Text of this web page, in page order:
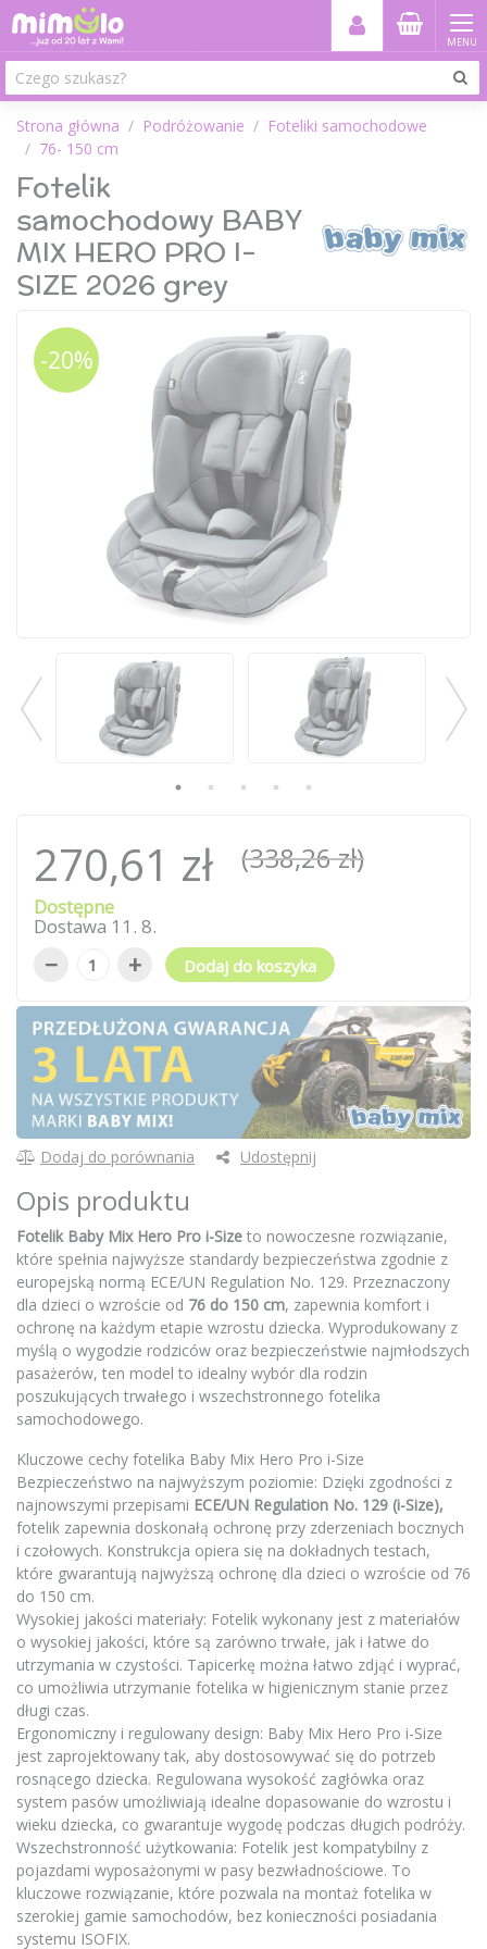
MENU
Strona główna Podróżowanie
Foteliki samochodowe
76- 150 cm
Fotelik
samochodowy BABY
MIX HERO PRO I-
SIZE 2026 grey
-20%
270,61 zł (338,26 zł)
Dostępne
Dostawa 11 . 8.
− + Dodaj do koszyka
Dodaj do porównania Udostępnij
Opis produktu
Fotelik Baby Mix Hero Pro i-Size to nowoczesne rozwiązanie,
które spełnia najwyższe standardy bezpieczeństwa zgodnie z
europejską normą ECE/UN Regulation No. 129. Przeznaczony
dla dzieci o wzroście od 76 do 150 cm, zapewnia komfort i
ochronę na każdym etapie wzrostu dziecka. Wyprodukowany z
myślą o wygodzie rodziców oraz bezpieczeństwie najmłodszych
pasażerów, ten model to idealny wybór dla rodzin
poszukujących trwałego i wszechstronnego fotelika
samochodowego.
Kluczowe cechy fotelika Baby Mix Hero Pro i-Size
Bezpieczeństwo na najwyższym poziomie: Dzięki zgodności z
najnowszymi przepisami ECE/UN Regulation No. 129 (i-Size),
fotelik zapewnia doskonałą ochronę przy zderzeniach bocznych
i czołowych. Konstrukcja opiera się na dokładnych testach,
które gwarantują najwyższą ochronę dla dzieci o wzroście od 76
do 150 cm.
Wysokiej jakości materiały: Fotelik wykonany jest z materiałów
o wysokiej jakości, które są zarówno trwałe, jak i łatwe do
utrzymania w czystości. Tapicerkę można łatwo zdjąć i wyprać,
co umożliwia utrzymanie fotelika w higienicznym stanie przez
długi czas.
Ergonomiczny i regulowany design: Baby Mix Hero Pro i-Size
jest zaprojektowany tak, aby dostosowywać się do potrzeb
rosnącego dziecka. Regulowana wysokość zagłówka oraz
system pasów umożliwiają idealne dopasowanie do wzrostu i
wieku dziecka, co gwarantuje wygodę podczas długich podróży.
Wszechstronność użytkowania: Fotelik jest kompatybilny z
pojazdami wyposażonymi w pasy bezwładnościowe. To
kluczowe rozwiązanie, które pozwala na montaż fotelika w
szerokiej gamie samochodów, bez konieczności posiadania
systemu ISOFIX.